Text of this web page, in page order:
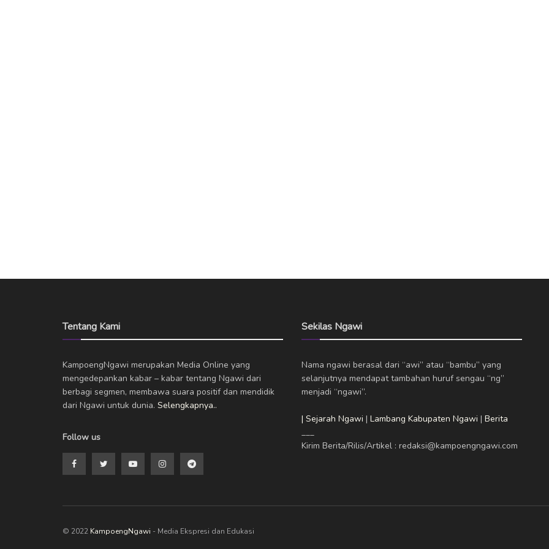
Tentang Kami
KampoengNgawi merupakan Media Online yang
mengedepankan kabar – kabar tentang Ngawi dari
berbagi segmen, membawa suara positif dan mendidik
dari Ngawi untuk dunia. Selengkapnya..
Follow us
Sekilas Ngawi
Nama ngawi berasal dari “awi” atau “bambu” yang
selanjutnya mendapat tambahan huruf sengau “ng”
menjadi “ngawi”.
| Sejarah Ngawi | Lambang Kabupaten Ngawi | Berita
Kirim Berita/Rilis/Artikel : redaksi@kampoengngawi.com
© 2022 KampoengNgawi - Media Ekspresi dan Edukasi